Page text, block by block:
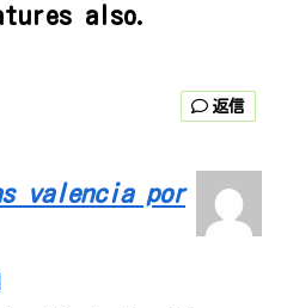
also.
返信
valencia por